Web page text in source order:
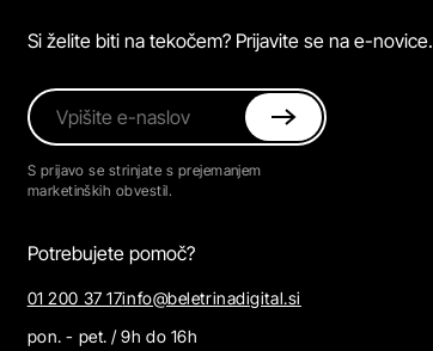
Si želite biti na tekočem? Prijavite se na e-novice.
Vpišite e-naslov
S prijavo se strinjate s prejemanjem
marketinških obvestil.
Potrebujete pomoč?
01 200 37 17info@beletrinadigital.si
pon. - pet. / 9h do 16h